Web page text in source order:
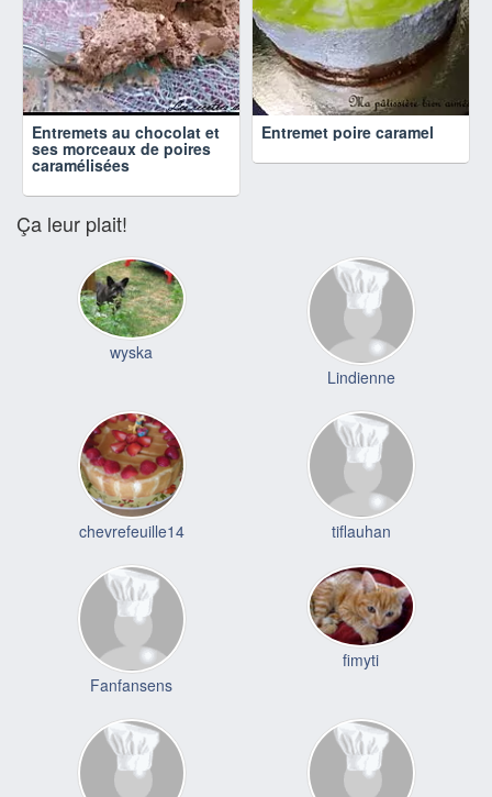
Entremets au chocolat et
ses morceaux de poires
caramélisées
Entremet poire caramel
Ça leur plait!
wyska
Lindienne
chevrefeuille14 tiflauhan
Fanfansens
fimyti